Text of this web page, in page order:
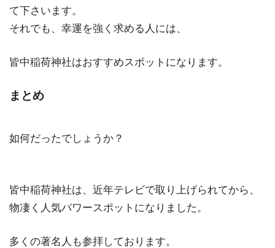
て下さいます。
それでも、幸運を強く求める人には、
皆中稲荷神社はおすすめスポットになります。
まとめ
如何だったでしょうか？
皆中稲荷神社は、近年テレビで取り上げられてから、
物凄く人気パワースポットになりました。
多くの著名人も参拝しております。